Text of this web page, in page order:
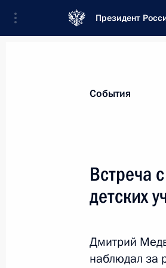
Президент
о
детей с
События
Встреча
детских
Дмитрий
наблюдал за